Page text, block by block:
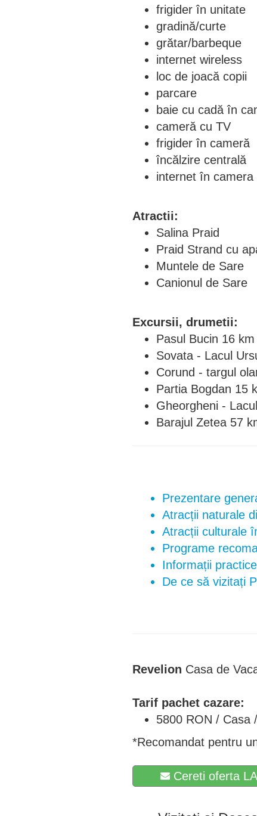
frigider în unitate
gradină/curte
grătar/barbeque
internet wireless
loc de joacă copii
parcare
baie cu cadă în
cameră cu TV
frigider în cameră
încălzire centrală
internet în camera
Atractii:
Salina Praid
Praid Strand cu
Muntele de Sare
Canionul de Sare
Excursii, drumetii:
Pasul Bucin 16 km
Sovata - Lacul
Corund - targul
Partia Bogdan 15
Gheorgheni -
Barajul Zetea 57
Prezentare
Atracții naturale
Atracții culturale
Programe
Informații
De ce să vizitați
Revelion Casa de
Tarif pachet cazare:
5800 RON / Casa
*Recomandat pentru
Cereti oferta